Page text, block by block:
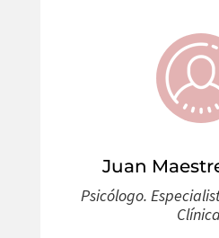
Juan
Psicólogo.